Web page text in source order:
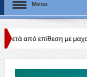
Menu
με μαχαίρι